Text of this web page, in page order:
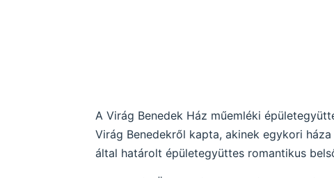
A Virág Benedek Ház műemléki
Virág Benedekről kapta, akinek egykori
által határolt épületegyüttes romantikus